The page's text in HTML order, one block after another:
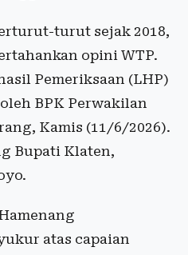
turut sejak 2018,
opini WTP.
Pemeriksaan (LHP)
BPK Perwakilan
Kamis (11/6/2026).
Bupati Klaten,
atas capaian